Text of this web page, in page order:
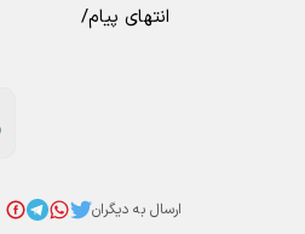
انتهای پیام/
ارسال به دیگران